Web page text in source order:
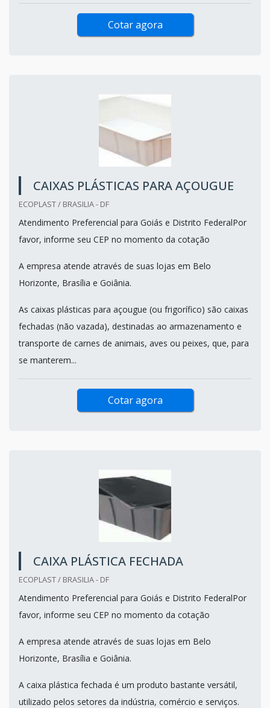
Cotar agora
CAIXAS PLÁSTICAS PARA AÇOUGUE
ECOPLAST / BRASILIA - DF
Atendimento Preferencial para Goiás e Distrito FederalPor
favor, informe seu CEP no momento da cotação
A empresa atende através de suas lojas em Belo
Horizonte, Brasília e Goiânia.
As caixas plásticas para açougue (ou frigorífico) são caixas
fechadas (não vazada), destinadas ao armazenamento e
transporte de carnes de animais, aves ou peixes, que, para
se manterem...
Cotar agora
CAIXA PLÁSTICA FECHADA
ECOPLAST / BRASILIA - DF
Atendimento Preferencial para Goiás e Distrito FederalPor
favor, informe seu CEP no momento da cotação
A empresa atende através de suas lojas em Belo
Horizonte, Brasília e Goiânia.
A caixa plástica fechada é um produto bastante versátil,
utilizado pelos setores da indústria, comércio e serviços.